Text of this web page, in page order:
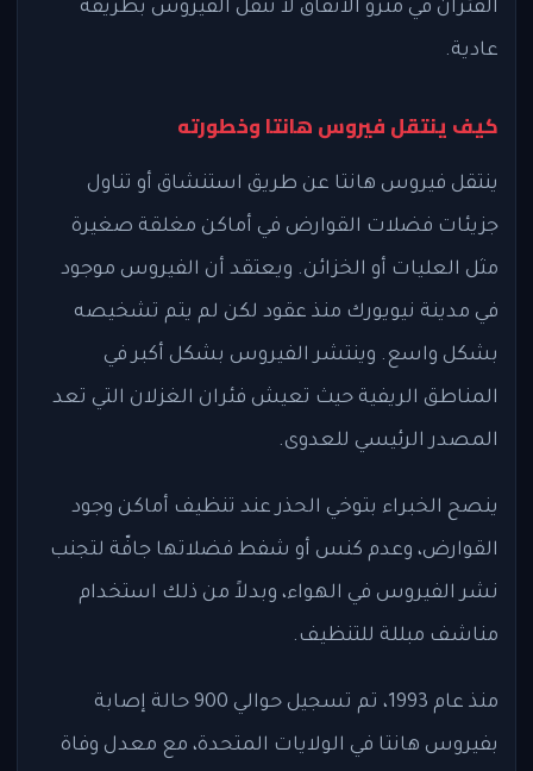
الفئران في مترو الأنفاق لا تنقل الفيروس بطريقة
عادية.
كيف ينتقل فيروس هانتا وخطورته
ينتقل فيروس هانتا عن طريق استنشاق أو تناول
جزيئات فضلات القوارض في أماكن مغلقة صغيرة
مثل العليات أو الخزائن. ويعتقد أن الفيروس موجود
في مدينة نيويورك منذ عقود لكن لم يتم تشخيصه
بشكل واسع. وينتشر الفيروس بشكل أكبر في
المناطق الريفية حيث تعيش فئران الغزلان التي تعد
المصدر الرئيسي للعدوى.
ينصح الخبراء بتوخي الحذر عند تنظيف أماكن وجود
القوارض، وعدم كنس أو شفط فضلاتها جافّة لتجنب
نشر الفيروس في الهواء، وبدلاً من ذلك استخدام
مناشف مبللة للتنظيف.
منذ عام 1993، تم تسجيل حوالي 900 حالة إصابة
بفيروس هانتا في الولايات المتحدة، مع معدل وفاة